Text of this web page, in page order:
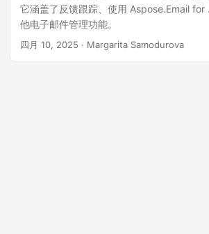
它涵盖了反馈跟踪、使用 Aspose.Email for
他电子邮件管理功能。
四月 10, 2025 · Margarita Samodurova